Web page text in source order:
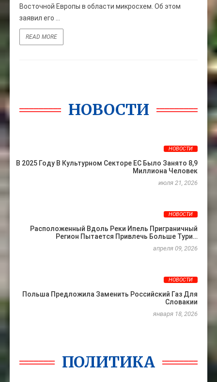
Восточной Европы в области микросхем. Об этом
заявил его ...
READ MORE
НОВОСТИ
НОВОСТИ
В 2025 Году В Культурном Секторе ЕС Было Занято 8,9
Миллиона Человек
июля 21, 2026
НОВОСТИ
Расположенный Вдоль Реки Ипель Приграничный
Регион Пытается Привлечь Больше Тури…
апреля 09, 2026
НОВОСТИ
Польша Предложила Заменить Российский Газ Для
Словакии
января 18, 2026
ПОЛИТИКА